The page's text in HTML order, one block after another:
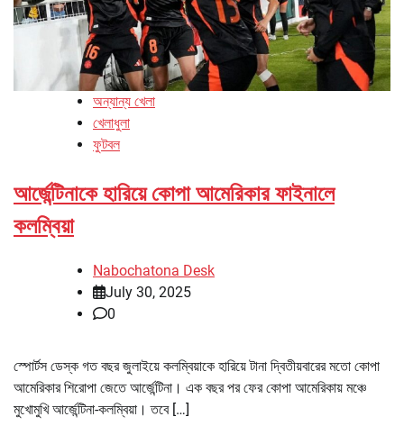
অন্যান্য খেলা
খেলাধুলা
ফুটবল
আর্জেন্টিনাকে হারিয়ে কোপা আমেরিকার ফাইনালে
কলম্বিয়া
Nabochatona Desk
July 30, 2025
0
স্পোর্টস ডেস্ক গত বছর জুলাইয়ে কলম্বিয়াকে হারিয়ে টানা দ্বিতীয়বারের মতো কোপা
আমেরিকার শিরোপা জেতে আর্জেন্টিনা। এক বছর পর ফের কোপা আমেরিকায় মঞ্চে
মুখোমুখি আর্জেন্টিনা-কলম্বিয়া। তবে […]